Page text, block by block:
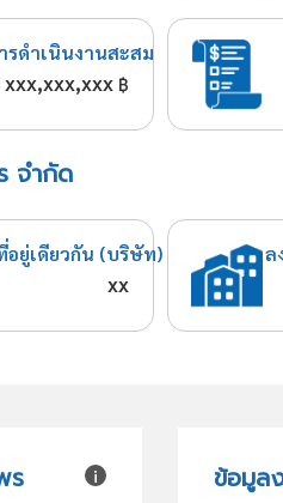
รดำเนินงานสะสม
xxx,xxx,xxx ฿
จำกัด
ยู่เดียวกัน (บริษัท)
xx
ล
ร
ข้อมูล